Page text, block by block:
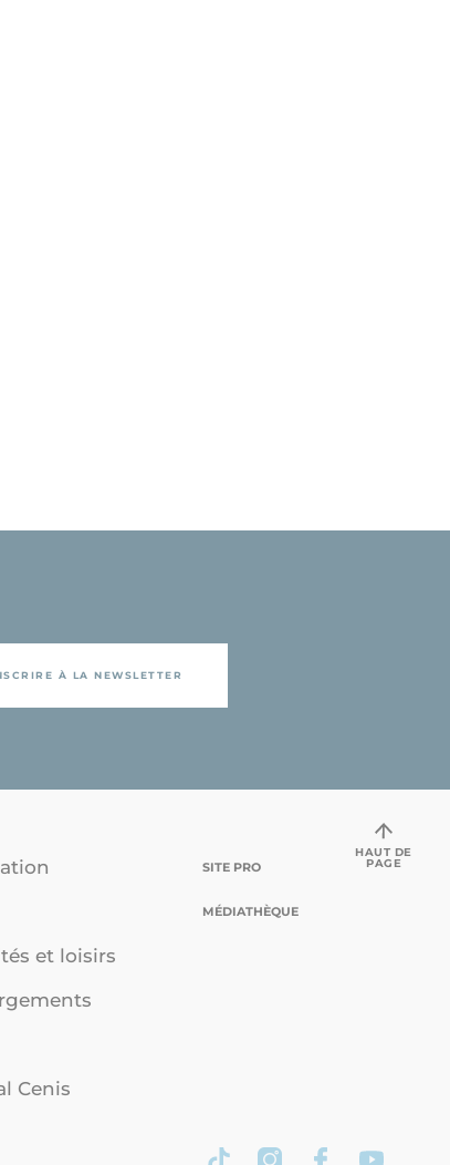
À LA NEWSLETTER
et loisirs
Cenis
SITE PRO
MÉDIATHÈQUE
HAUT DE
PAGE